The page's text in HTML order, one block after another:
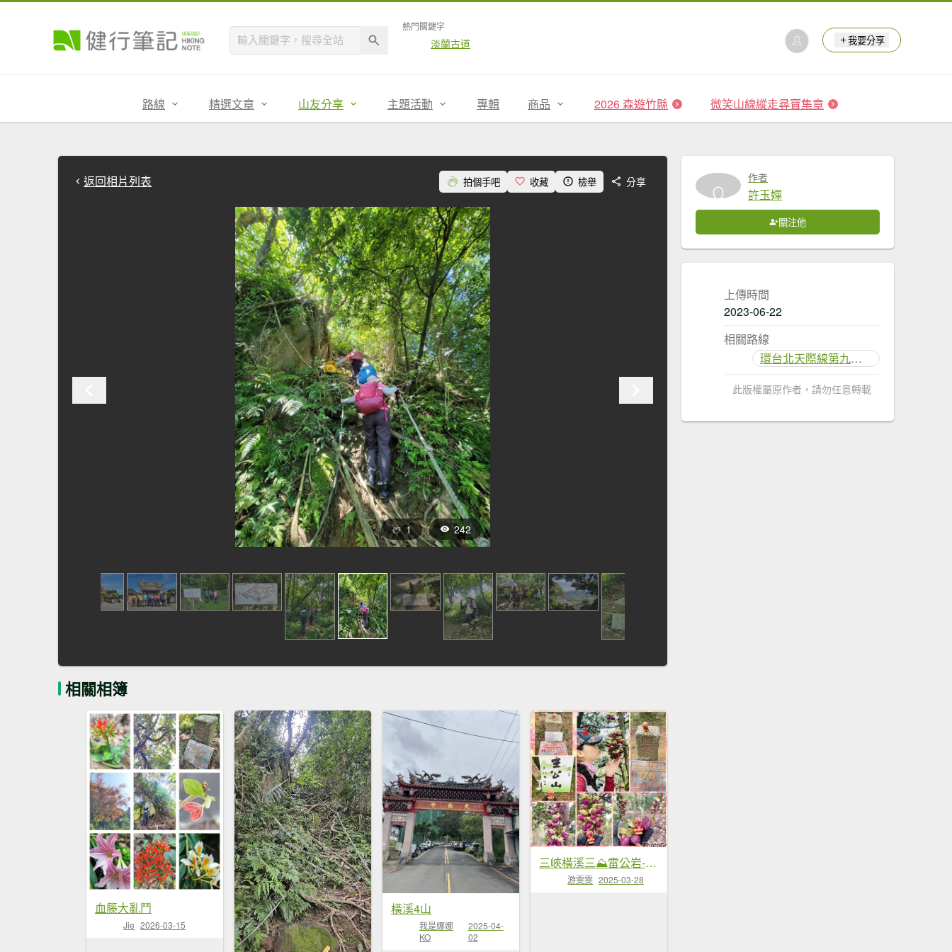
熱門關鍵字
淡蘭古道 我要分享
路線 精選文章 山友分享 主題活動 專輯 商品 2026 森遊竹縣 微笑山線縱走尋寶集章
返回相片列表 拍個手吧 收藏 檢舉 分享
1 242
相關相簿
血籐大亂鬥
Jie 2026-03-15
橫溪4山
我是娜娜
KO
2025-04-
02
三峽橫溪三⛰️雷公岩-東卯山-東南稜賞血藤
游雯雯 2025-03-28
作者
許玉嬋
關注他
上傳時間
2023-06-22
相關路線
環台北天際線第九段：鶯歌至三峽
此版權屬原作者，請勿任意轉載